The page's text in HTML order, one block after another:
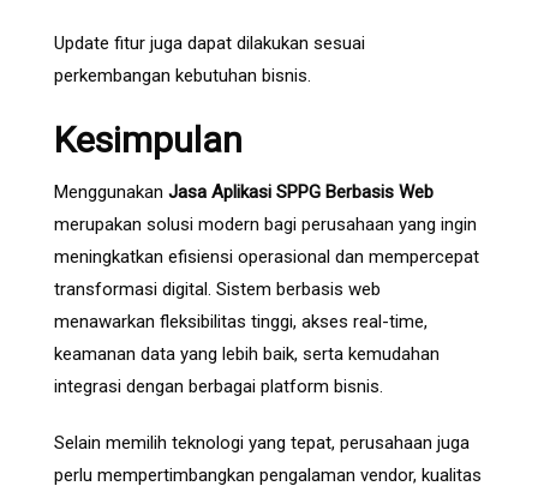
Update fitur juga dapat dilakukan sesuai
perkembangan kebutuhan bisnis.
Kesimpulan
Menggunakan Jasa Aplikasi SPPG Berbasis Web
merupakan solusi modern bagi perusahaan yang ingin
meningkatkan efisiensi operasional dan mempercepat
transformasi digital. Sistem berbasis web
menawarkan fleksibilitas tinggi, akses real-time,
keamanan data yang lebih baik, serta kemudahan
integrasi dengan berbagai platform bisnis.
Selain memilih teknologi yang tepat, perusahaan juga
perlu mempertimbangkan pengalaman vendor, kualitas